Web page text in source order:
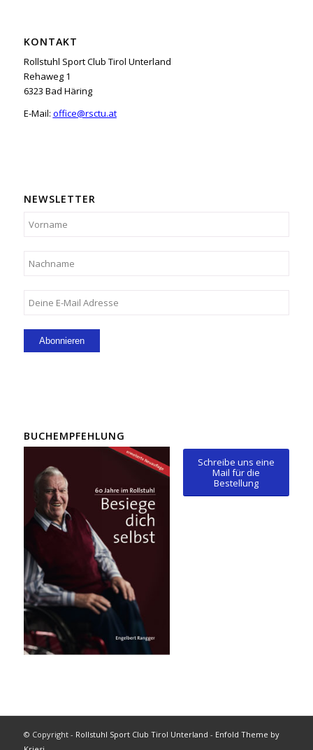
KONTAKT
Rollstuhl Sport Club Tirol Unterland
Rehaweg 1
6323 Bad Häring
E-Mail: office@rsctu.at
NEWSLETTER
BUCHEMPFEHLUNG
Schreibe uns eine
Mail für die
Bestellung
© Copyright - Rollstuhl Sport Club Tirol Unterland - Enfold Theme by